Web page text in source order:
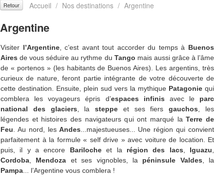
Retour Accueil / Nos destinations / Argentine
Argentine
Visiter l’Argentine, c’est avant tout accorder du temps à Buenos
Aires de vous séduire au rythme du Tango mais aussi grâce à l’âme
de « portenos » (les habitants de Buenos Aires). Les argentins, très
curieux de nature, feront partie intégrante de votre découverte de
cette destination. Ensuite, plein sud vers la mythique Patagonie qui
comblera les voyageurs épris d’espaces infinis avec le parc
national des glaciers, lasteppe et ses fiersgauchos, les
légendes et histoires des navigateurs qui ont marqué laTerre de
Feu. Au nord, lesAndes...majestueuses... Une région qui convient
parfaitement à la formule « self drive » avec voiture de location. Et
puis, il y a encore Barilocheet la région des lacs, Iguazu,
Cordoba, Mendoza et ses vignobles, la péninsule Valdes, la
Pampa... l’Argentine vous comblera !